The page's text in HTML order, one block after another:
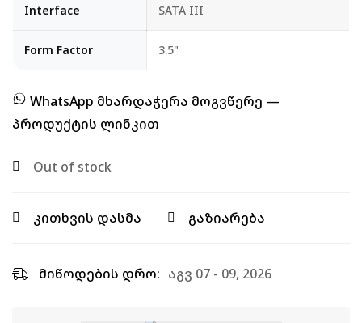
Interface SATA III
Form Factor 3.5"
WhatsApp მხარდაჭერა მოგვწერე —
პროდუქტის ლინკით
Out of stock
კითხვის დასმა გაზიარება
მიწოდების დრო: აგვ 07 - 09, 2026